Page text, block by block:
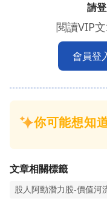
請
閱讀VIP
會員登
文章相關標籤
股人阿勳潛力股-價值河